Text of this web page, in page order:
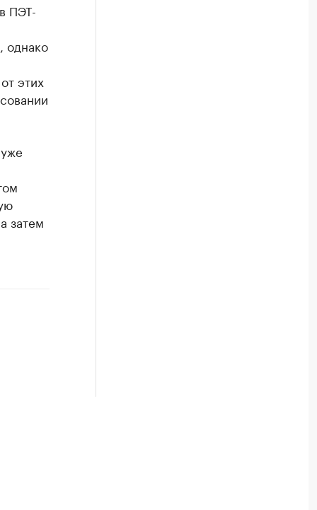
ПЭТ-
однако
этих
затем